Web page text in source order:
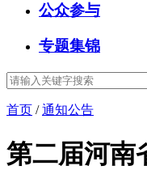
公众参与
专题集锦
首页 /通知公告
第二届河南